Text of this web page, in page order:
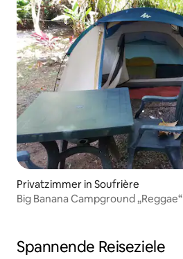
Privatzimmer in Soufrière
Big Banana Campground „Reggae“
Spannende Reiseziele